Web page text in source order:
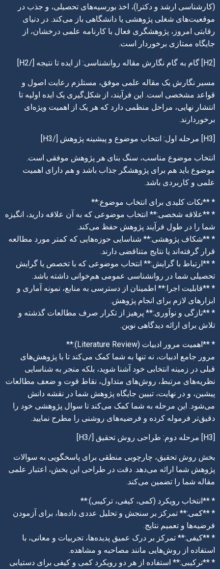
(کارشناسی ارشد و دکترا)، اخذ بورسیه‌های تحصیلی، و جذب در
موقعیت‌های شغلی پژوهشی یا دانشگاهی باز می‌کند. در دنیای
رقابتی امروز، پژوهشگری فعال با کارنامه علمی درخشان، از
جایگاه ممتازی برخوردار است.
[H2] گام به گام نگارش مقاله روانشناسی: از ایده تا نتیجه [/H2]
مسیر نگارش یک مقاله علمی موفق، مستلزم رعایت اصول و
قواعد مشخصی است. این فرآیند، از شکل‌گیری یک ایده اولیه تا
انتشار نهایی، مراحل منظمی دارد که هر یک از اهمیت ویژه‌ای
برخوردارند.
[H3] مرحله اول: انتخاب موضوع و پیشینه پژوهش [/H3]
انتخاب موضوع مناسب، سنگ بنای هر پژوهش موفقی است.
موضوع باید هم برای پژوهشگر جذاب باشد و هم دارای اهمیت
علمی و کاربردی باشد.
* **نکات کلیدی برای انتخاب موضوع:**
* **علاقه شخصی:** انتخاب موضوعی که به آن علاقه دارید، انگیزه
شما را در طول فرآیند پژوهش حفظ می‌کند.
* **شکاف پژوهشی:** شناسایی حوزه‌هایی که کمتر مورد مطالعه
قرار گرفته‌اند یا نتایج متناقضی دارند.
* **ارتباط با گرایش:** انتخاب موضوعی که با تخصص یا گرایش
تحصیلی شما در روانشناسی عمومی هم‌خوانی داشته باشد.
* **قابلیت اجرا:** اطمینان از دسترسی به منابع، نمونه آماری و
ابزارهای لازم برای انجام پژوهش.
* **تازگی و نوآوری:** پرهیز از تکرار صرف مطالعات گذشته و
تلاش برای ارائه دیدگاهی نوین.
* **اهمیت مرور ادبیات (Literature Review):**
مرور جامع ادبیات، نه تنها به شما کمک می‌کند تا با پژوهش‌های
قبلی در زمینه انتخابی خود آشنا شوید، بلکه منجر به شناسایی
نظریه‌های مرتبط، روش‌های متداول، نقاط قوت و ضعف مطالعات
پیشین، و در نهایت، تبیین جایگاه پژوهش شما در نقشه دانش
می‌شود. این مرحله به شما کمک می‌کند تا سوال پژوهشی خود را
دقیق‌تر فرموله کرده و فرضیه‌های روشنی را مطرح نمایید.
بخش روش تحقیق، چارچوبی منطقی برای پاسخگویی به سوالات
پژوهش شما ارائه می‌دهد. دقت در طراحی این بخش، اعتبار علمی
مقاله شما را تضمین می‌کند.
* **انتخاب رویکرد (کمی، کیفی، ترکیبی):**
* **کمی:** تمرکز بر سنجش و تحلیل عددی داده‌ها، برای آزمودن
فرضیه‌ها و تعمیم نتایج.
* **کیفی:** تمرکز بر درک عمیق پدیده‌ها، تجربیات و معانی، با
استفاده از روش‌هایی مانند مصاحبه و مشاهده.
* **ترکیبی:** استفاده از هر دو رویکرد کمی و کیفی برای دستیابی